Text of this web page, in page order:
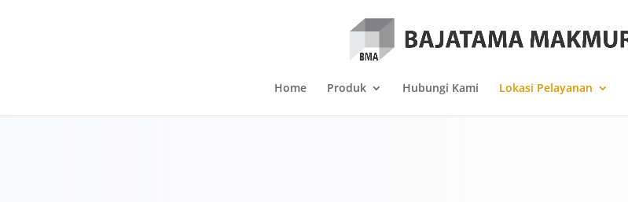
Home Produk Hubungi Kami Lokasi Pelayanan